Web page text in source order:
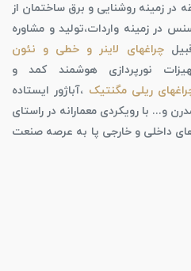
40 سال سابقه در زمینه روشنایی و برق ساختمان از
سنس در زمینه واردات،تولید و مشاوره
چراغهای لاینر و خطی و نئون
نورپردازی هوشمند کمد و
ریلی مگنتیک ،آباژور ایستاده
و... با رویکردی معمارانه در راستای
داخلی و خارجی پا به عرصه صنعت